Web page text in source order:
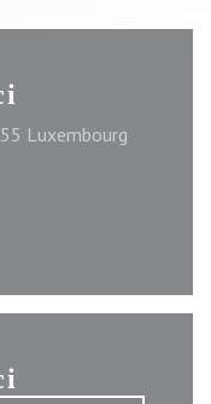
Luxembourg
((apre una nuova
((apre una